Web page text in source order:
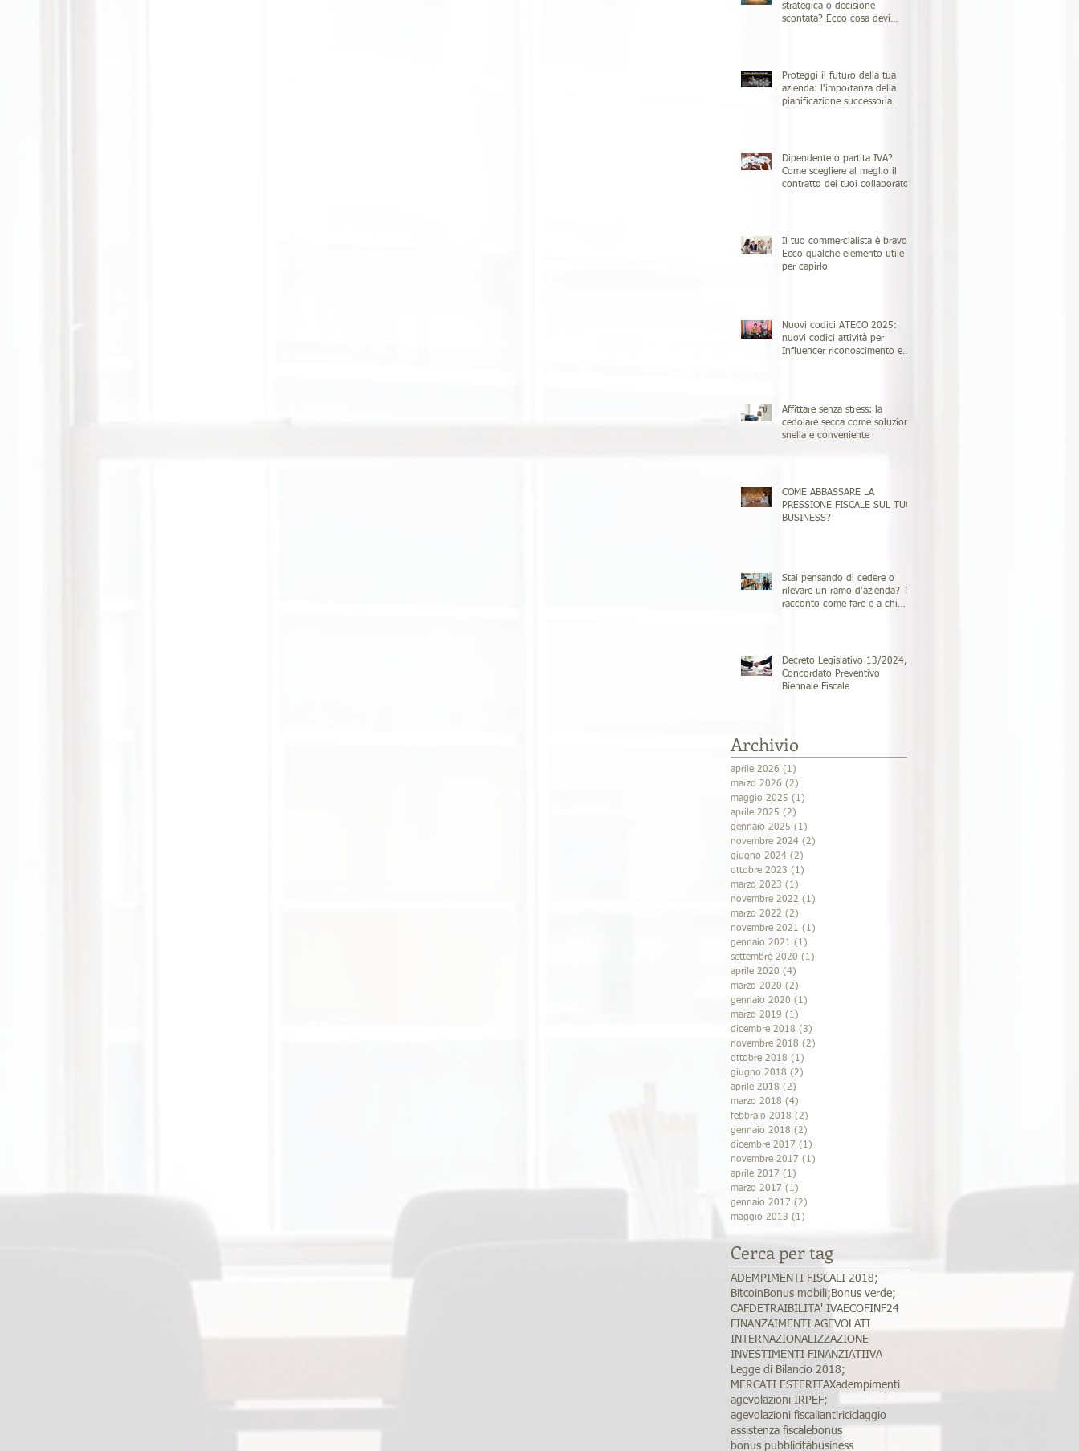
strategica o decisione
scontata? Ecco cosa devi
Proteggi il futuro della tua
azienda: l'importanza della
pianificazione successoria
Dipendente o partita IVA?
Come scegliere al meglio il
contratto dei tuoi collaboratori
Il tuo commercialista è bravo?
Ecco qualche elemento utile
per capirlo
Nuovi codici ATECO 2025:
nuovi codici attività per
Influencer riconoscimento e
Affittare senza stress: la
cedolare secca come soluzione
snella e conveniente
COME ABBASSARE LA
PRESSIONE FISCALE SUL TUO
BUSINESS?
Stai pensando di cedere o
rilevare un ramo d'azienda? Ti
racconto come fare e a chi
Decreto Legislativo 13/2024, il
Concordato Preventivo
Biennale Fiscale
Archivio
aprile 2026 (1)
marzo 2026 (2)
maggio 2025 (1)
aprile 2025 (2)
gennaio 2025 (1)
novembre 2024 (2)
giugno 2024 (2)
ottobre 2023 (1)
marzo 2023 (1)
novembre 2022 (1)
marzo 2022 (2)
novembre 2021 (1)
gennaio 2021 (1)
settembre 2020 (1)
aprile 2020 (4)
marzo 2020 (2)
gennaio 2020 (1)
marzo 2019 (1)
dicembre 2018 (3)
novembre 2018 (2)
ottobre 2018 (1)
giugno 2018 (2)
aprile 2018 (2)
marzo 2018 (4)
febbraio 2018 (2)
gennaio 2018 (2)
dicembre 2017 (1)
novembre 2017 (1)
aprile 2017 (1)
marzo 2017 (1)
gennaio 2017 (2)
maggio 2013 (1)
Cerca per tag
ADEMPIMENTI FISCALI 2018;
Bitcoin Bonus mobili; Bonus verde;
CAFDETRAIBILITA' IVAECOFIN F24
FINANZAIMENTI AGEVOLATI
INTERNAZIONALIZZAZIONE
INVESTIMENTI FINANZIATIIVA
Legge di Bilancio 2018;
MERCATI ESTERITAXadempimenti
agevolazioni IRPEF;
agevolazioni fiscaliantiriciclaggio
assistenza fiscalebonus
bonus pubblicitàbusiness